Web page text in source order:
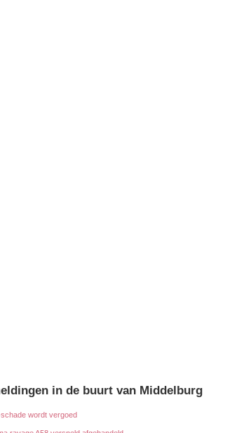
in de buurt van Middelburg
schade wordt vergoed